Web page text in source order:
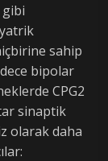
sahip
bipolar
CPG2
sinaptik
olarak daha